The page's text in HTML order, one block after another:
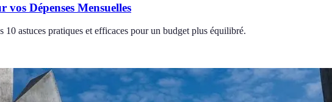
Dépenses Mensuelles
10 astuces pratiques et efficaces pour un budget plus équilibré.